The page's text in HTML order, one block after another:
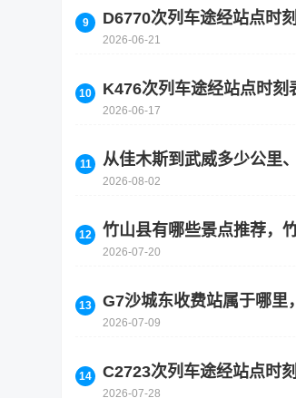
D6770次列车途经站点时
2026-06-21
K476次列车途经站点时刻
2026-06-17
从佳木斯到武威多少公里
2026-08-02
竹山县有哪些景点推荐，
2026-07-20
G7沙城东收费站属于哪里
2026-07-09
C2723次列车途经站点时
2026-07-28